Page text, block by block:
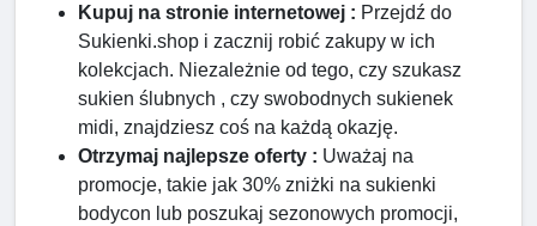
Kupuj na stronie internetowej : Przejdź do
Sukienki.shop i zacznij robić zakupy w ich
kolekcjach. Niezależnie od tego, czy szukasz
sukien ślubnych , czy swobodnych sukienek
midi, znajdziesz coś na każdą okazję.
Otrzymaj najlepsze oferty : Uważaj na
promocje, takie jak 30% zniżki na sukienki
bodycon lub poszukaj sezonowych promocji,